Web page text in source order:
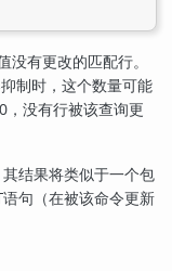
有更改的匹配行。
制时，这个数量可能
，没有行被该查询更
结果将类似于一个包
语句（在被该命令更新